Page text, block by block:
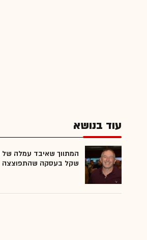
עוד בנושא
שקל בעסקה שהתפוצצה